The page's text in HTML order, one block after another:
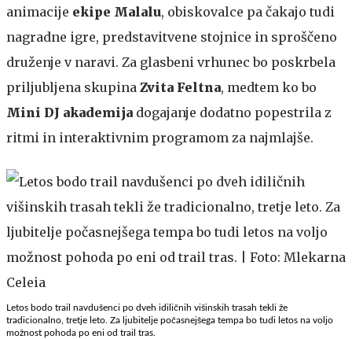
animacije ekipe Malalu, obiskovalce pa čakajo tudi
nagradne igre, predstavitvene stojnice in sproščeno
druženje v naravi. Za glasbeni vrhunec bo poskrbela
priljubljena skupina Zvita Feltna, medtem ko bo
Mini DJ akademija dogajanje dodatno popestrila z
ritmi in interaktivnim programom za najmlajše.
​​​​​​​Letos bodo trail navdušenci po dveh idiličnih višinskih trasah tekli že
tradicionalno, tretje leto. Za ljubitelje počasnejšega tempa bo tudi letos na voljo
možnost pohoda po eni od trail tras.